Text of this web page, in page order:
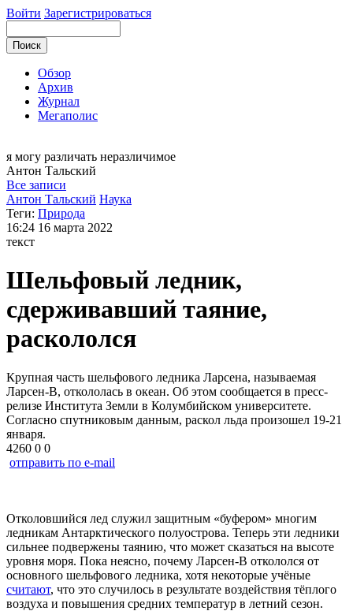
Войти Зарегистрироваться
Обзор
Архив
Журнал
Мегаполис
я могу различать неразличимое
Антон Тальский
Все записи
Антон Тальский Наука
Теги: Природа
16:24 16 марта 2022
текст
Шельфовый ледник,
сдерживавший таяние,
раскололся
Крупная часть шельфового ледника Ларсена, называемая
Ларсен-B, откололась в океан. Об этом сообщается в пресс-
релизе Института Земли в Колумбийском университете.
Согласно спутниковым данным, раскол льда произошел 19-21
января.
4260 0 0
отправить по e-mail
Отколовшийся лед служил защитным «буфером» многим
ледникам Антарктического полуострова. Теперь эти ледники
сильнее подвержены таянию, что может сказаться на высоте
уровня моря. Пока неясно, почему Ларсен-В откололся от
основного шельфового ледника, хотя некоторые учёные
считают, что это случилось в результате воздействия тёплого
воздуха и повышения средних температур в летний сезон.